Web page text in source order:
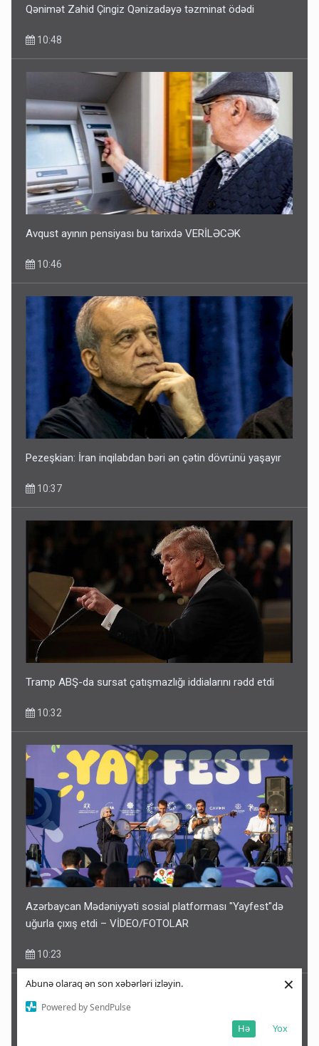
Abunə olaraq ən son xəbərləri izləyin.
Powered by SendPulse
Yox
Hə
×
Qənimət Zahid Çingiz Qənizadəyə təzminat ödədi
10:48
Avqust ayının pensiyası bu tarixdə VERİLƏCƏK
10:46
Pezeşkian: İran inqilabdan bəri ən çətin dövrünü yaşayır
10:37
Tramp ABŞ-da sursat çatışmazlığı iddialarını rədd etdi
10:32
Azərbaycan Mədəniyyəti sosial platforması "Yayfest"də
uğurla çıxış etdi – VİDEO/FOTOLAR
10:23